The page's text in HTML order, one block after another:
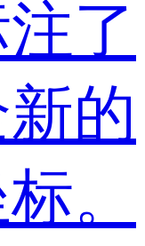
了
的
。